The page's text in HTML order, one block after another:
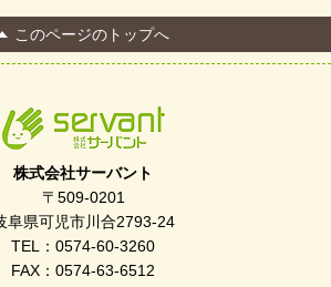
このページのトップへ
株式会社サーバント
〒509-0201
阜県可児市川合2793-24
TEL：0574-60-3260
FAX：0574-63-6512